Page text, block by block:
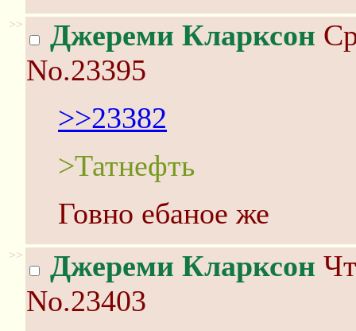
>> Джереми Кларксон
No.23395
>>23382
>Татнефть
Говно ебаное же
>> Джереми Кларксон
No.23403